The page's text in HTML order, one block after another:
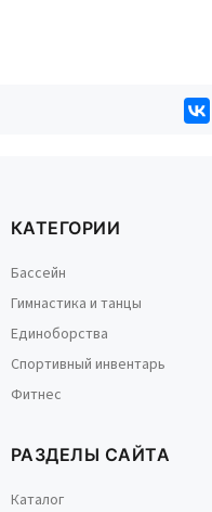
КАТЕГОРИИ
Бассейн
Гимнастика и танцы
Единоборства
Спортивный инвентарь
Фитнес
РАЗДЕЛЫ САЙТА
Каталог